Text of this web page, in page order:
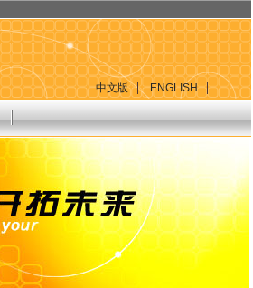
中文版 ENGLISH